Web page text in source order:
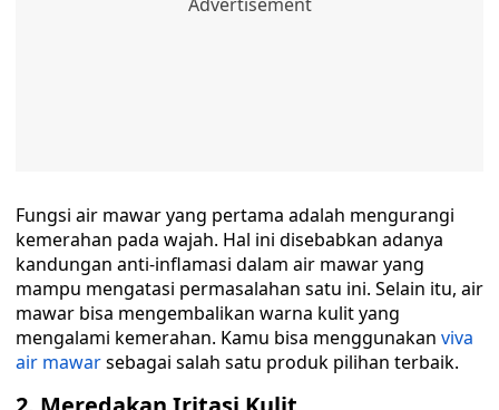
Fungsi air mawar yang pertama adalah mengurangi
kemerahan pada wajah. Hal ini disebabkan adanya
kandungan anti-inflamasi dalam air mawar yang
mampu mengatasi permasalahan satu ini. Selain itu, air
mawar bisa mengembalikan warna kulit yang
mengalami kemerahan. Kamu bisa menggunakan viva
air mawarsebagai salah satu produk pilihan terbaik.